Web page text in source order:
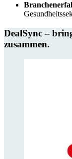
DealSync –
zusammen.